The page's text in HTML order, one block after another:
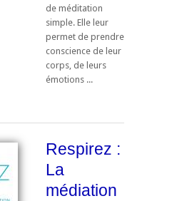
de méditation
simple. Elle leur
permet de prendre
conscience de leur
corps, de leurs
émotions ...
Respirez :
La
médiation